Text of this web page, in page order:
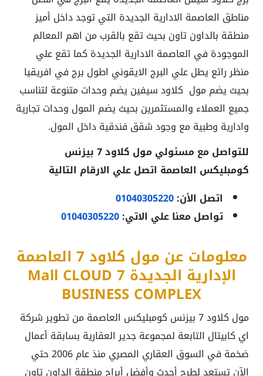
مناطق العاصمة الادارية الجديدة التي توجد داخل أميز
منطقة بالداون تاون بحيث تقع بالقرب من اهم المعالم
الموجودة في العاصمة الادارية الجديدة كما تقع علي
منظر رائع يطل علي البرج الايقوني اطول برج في افريقيا
بحيث يضم مول كلاود سيفين يضم وحدات متنوعة لتناسب
جميع العملاء والمستثمرين بحيث يضم المول وحدات تجارية
وادارية وطبية مع وجود شقق فندقية داخل المول.
للتواصل مع مسئولي مول كلاود 7 بيزنس
كومبليكس العاصمة اتصل علي الارقام التالية
اتصل الأن:01040305220
تواصل معنا علي الاتي:01040305220
معلومات عن مول كلاود 7 العاصمة
الإدارية الجديدة Mall CLOUD 7
BUSINESS COMPLEX
مول كلاود 7 بيزنس كومبليكس العاصمة من تطوير شركة
اي كابيتال التابعة لمجموعة جدير العقارية بسابقة أعمال
ضخمة في السوق العقاري المصري منذ عام 2006 حتي
الآن تستعد لطرح أحدث وأفضل أبراج منطقة الداون تاون